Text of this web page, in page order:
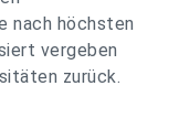
nach höchsten
vergeben
zurück.
und